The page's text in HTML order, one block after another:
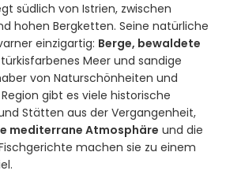
südlich von Istrien, zwischen
hohen Bergketten. Seine natürliche
einzigartig: Berge, bewaldete
Meer und sandige
von Naturschönheiten und
gibt es viele historische
Stätten aus der Vergangenheit,
mediterrane Atmosphäre und die
machen sie zu einem